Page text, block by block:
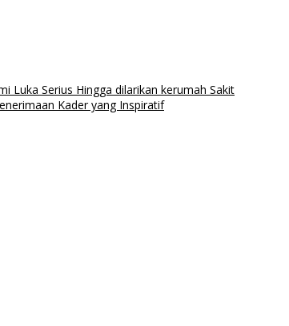
Luka Serius Hingga dilarikan kerumah Sakit
Kader yang Inspiratif